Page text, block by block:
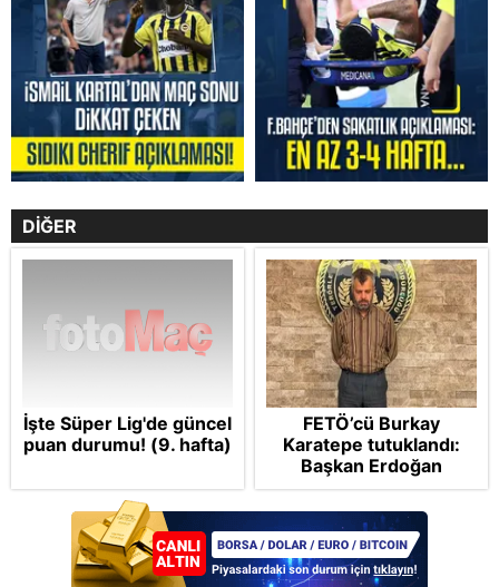
DİĞER
İşte Süper Lig'de güncel
puan durumu! (9. hafta)
FETÖ’cü Burkay
Karatepe tutuklandı:
Başkan Erdoğan
şikayetçi oldu! 5 suçtan
dava talebi